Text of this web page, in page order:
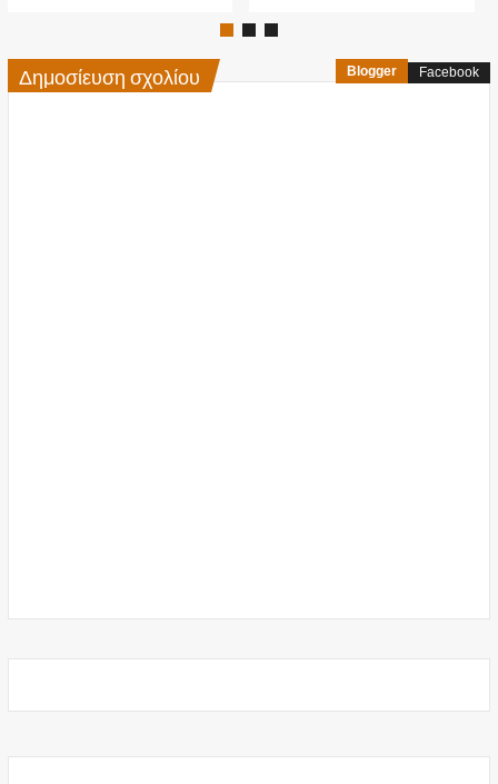
Δημοσίευση σχολίου Blogger Facebook